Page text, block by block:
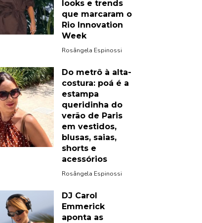
looks e trends
que marcaram o
Rio Innovation
Week
Rosângela Espinossi
Do metrô à alta-
costura: poá é a
estampa
queridinha do
verão de Paris
em vestidos,
blusas, saias,
shorts e
acessórios
Rosângela Espinossi
DJ Carol
Emmerick
aponta as